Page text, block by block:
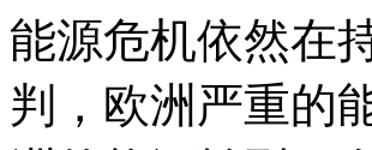
能源危机依然在
判，欧洲严重的